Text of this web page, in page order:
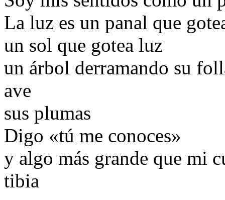
La luz es un panal que
un sol que gotea luz
un árbol derramando su
ave
sus plumas
Digo «tú me conoces»
y algo más grande que mi
tibia